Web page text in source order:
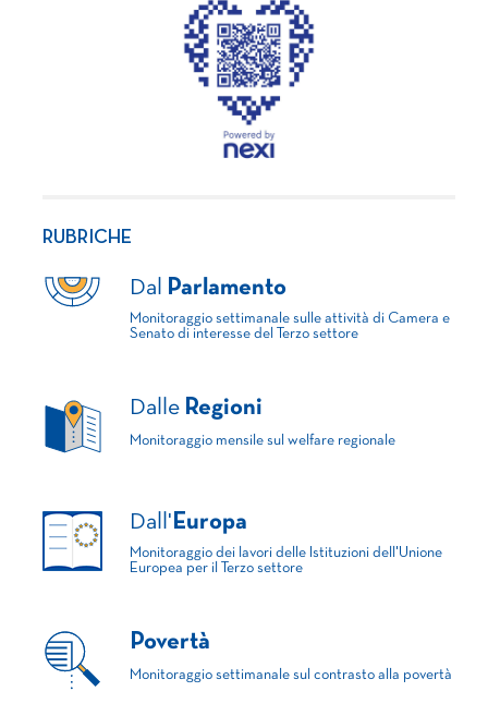
RUBRICHE
Dal Parlamento
Monitoraggio settimanale sulle attività di Camera e
Senato di interesse del Terzo settore
Dalle Regioni
Monitoraggio mensile sul welfare regionale
Dall' Europa
Monitoraggio dei lavori delle Istituzioni dell'Unione
Europea per il Terzo settore
Povertà
Monitoraggio settimanale sul contrasto alla povertà